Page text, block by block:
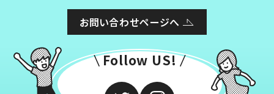
お問い合わせページへ
Follow US!